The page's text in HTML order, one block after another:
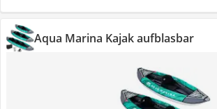
Aqua Marina Kajak aufblasbar